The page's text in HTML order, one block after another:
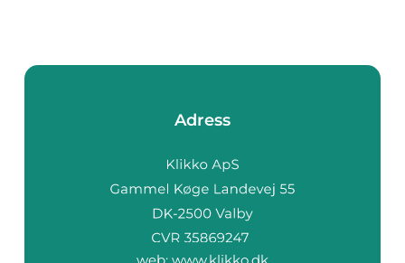
Adress
web: www.klikko.dk